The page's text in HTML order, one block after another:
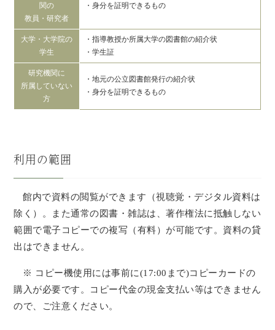
関の
教員・研究者
・身分を証明できるもの
大学・大学院の
学生
・指導教授か所属大学の図書館の紹介状
・学生証
研究機関に
所属していない
方
・地元の公立図書館発行の紹介状
・身分を証明できるもの
利用の範囲
館内で資料の閲覧ができます（視聴覚・デジタル資料は
除く）。また通常の図書・雑誌は、著作権法に抵触しない
範囲で電子コピーでの複写（有料）が可能です。資料の貸
出はできません。
※ コピー機使用には事前に(17:00まで)コピーカードの
購入が必要です。コピー代金の現金支払い等はできません
ので、ご注意ください。